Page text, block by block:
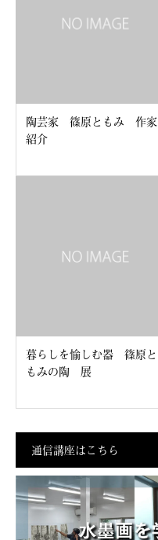
陶芸家 篠原ともみ 作家
紹介
暮らしを愉しむ器 篠原と
もみの陶 展
通信講座はこちら